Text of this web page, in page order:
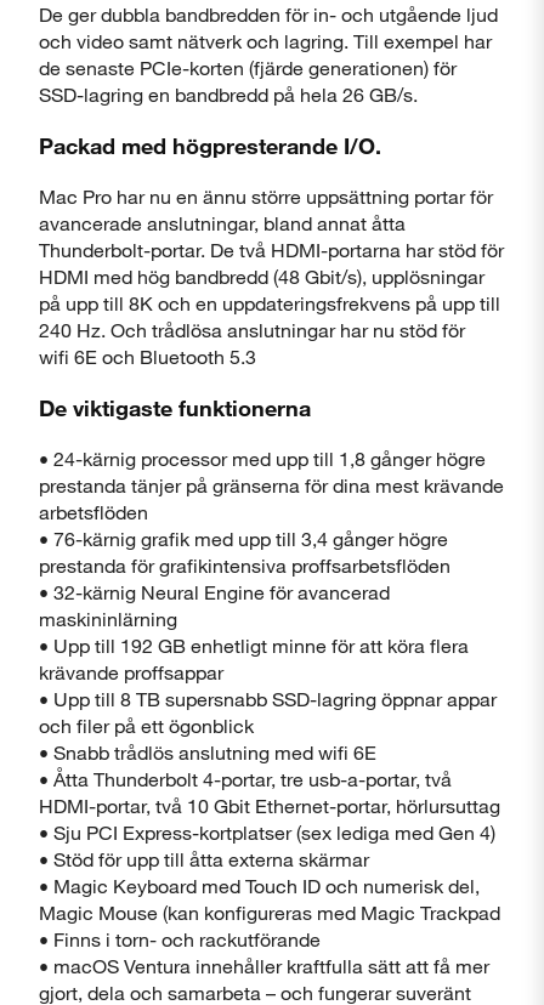
De ger dubbla bandbredden för in- och utgående ljud
och video samt nätverk och lagring. Till exempel har
de senaste PCIe-korten (fjärde generationen) för
SSD-lagring en bandbredd på hela 26 GB/s.
Packad med högpresterande I/O.
Mac Pro har nu en ännu större uppsättning portar för
avancerade anslutningar, bland annat åtta
Thunderbolt-portar. De två HDMI-portarna har stöd för
HDMI med hög bandbredd (48 Gbit/s), upp­lös­ningar
på upp till 8K och en upp­daterings­frekvens på upp till
240 Hz. Och trådlösa anslutningar har nu stöd för
wifi 6E och Bluetooth 5.3
De viktigaste funktionerna
• 24-kärnig processor med upp till 1,8 gånger högre
prestanda tänjer på gränserna för dina mest krävande
arbetsflöden
• 76-kärnig grafik med upp till 3,4 gånger högre
prestanda för grafikintensiva proffsarbetsflöden
• 32-kärnig Neural Engine för avancerad
maskininlärning
• Upp till 192 GB enhetligt minne för att köra flera
krävande proffsappar
• Upp till 8 TB supersnabb SSD-lagring öppnar appar
och filer på ett ögonblick
• Snabb trådlös anslutning med wifi 6E
• Åtta Thunderbolt 4-portar, tre usb-a-portar, två
HDMI-portar, två 10 Gbit Ethernet-portar, hörlursuttag
• Sju PCI Express-kortplatser (sex lediga med Gen 4)
• Stöd för upp till åtta externa skärmar
• Magic Keyboard med Touch ID och numerisk del,
Magic Mouse (kan konfigureras med Magic Trackpad
• Finns i torn- och rackutförande
• macOS Ventura innehåller kraftfulla sätt att få mer
gjort, dela och samarbeta – och fungerar suveränt